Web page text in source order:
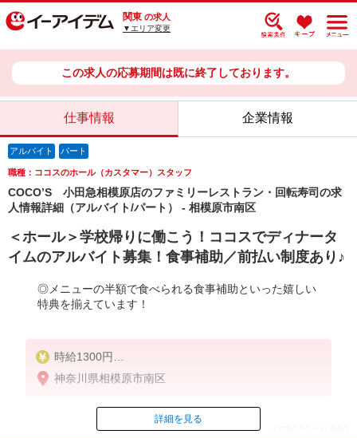
関東 の求人
▼エリア変更
この求人の応募期間は既に終了しております。
仕事情報 企業情報
アルバイト パート
職種：ココスのホール（カスタマー）スタッフ
COCO’S 小田急相模原店のファミリーレストラン・回転寿司の求
人情報詳細（アルバイト/パート） - 相模原市南区
＜ホール＞学校帰りに働こう！ココスでディナータ
イムのアルバイト募集！食事補助／前払い制度あり♪
◎メニューの半額で食べられる食事補助といった嬉しい
特典を揃えています！
時給1300円
※22:00〜翌5:00：時給1625円
※高校生時給1300円
神奈川県相模原市南区
ID：AE0623441998
詳細を見る